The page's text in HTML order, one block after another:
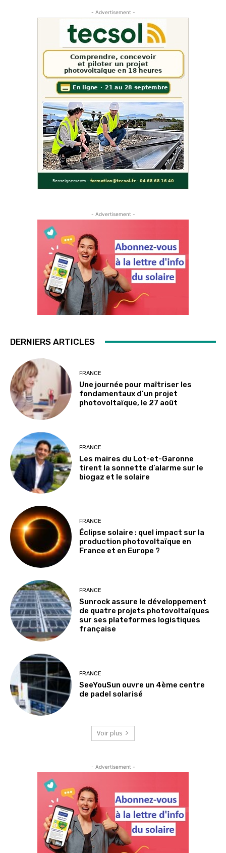
- Advertisement -
- Advertisement -
DERNIERS ARTICLES
FRANCE
Une journée pour maîtriser les
fondamentaux d’un projet
photovoltaïque, le 27 août
FRANCE
Les maires du Lot-et-Garonne
tirent la sonnette d’alarme sur le
biogaz et le solaire
FRANCE
Éclipse solaire : quel impact sur la
production photovoltaïque en
France et en Europe ?
FRANCE
Sunrock assure le développement
de quatre projets photovoltaïques
sur ses plateformes logistiques
française
FRANCE
SeeYouSun ouvre un 4ème centre
de padel solarisé
Voir plus
- Advertisement -